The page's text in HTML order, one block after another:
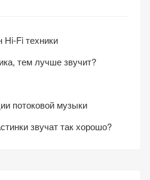
Hi-Fi техники
тем лучше звучит?
потоковой музыки
звучат так хорошо?